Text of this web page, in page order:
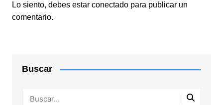
Lo siento, debes estar conectadopara publicar un
comentario.
Buscar